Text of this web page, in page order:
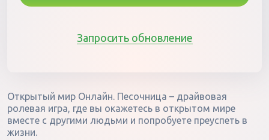
Запросить обновление
Открытый мир Онлайн. Песочница – драйвовая
ролевая игра, где вы окажетесь в открытом мире
вместе с другими людьми и попробуете преуспеть в
жизни.